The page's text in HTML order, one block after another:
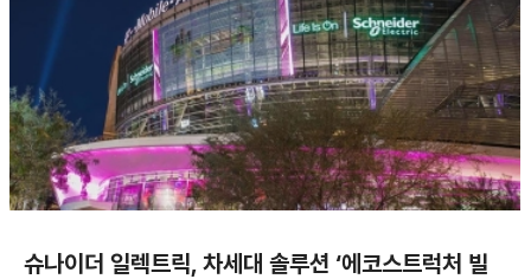
슈나이더 일렉트릭, 차세대 솔루션 ‘에코스트럭처 빌